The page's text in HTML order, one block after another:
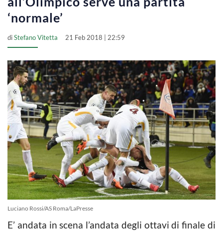
‘normale’
diStefano Vitetta 21 Feb 2018 | 22:59
Luciano Rossi/AS Roma/LaPresse
E’ andata in scena l’andata degli ottavi di finale di